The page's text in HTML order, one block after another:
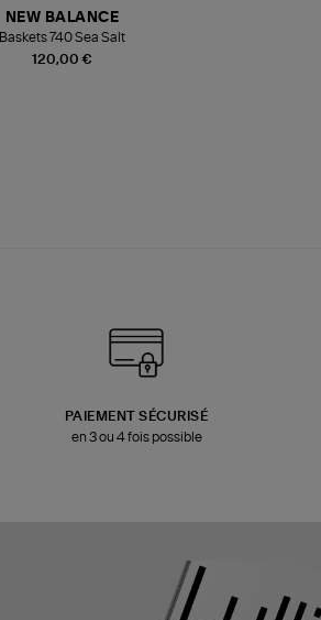
120,00 €
NEW BALANCE
Baskets 740 Sea Salt
PAIEMENT SÉCURISÉ
en 3 ou 4 fois possible